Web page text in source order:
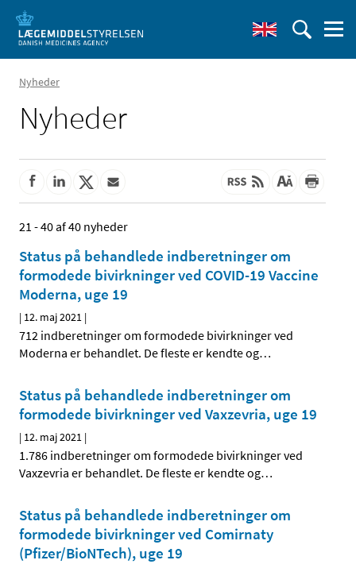
Nyheder
Nyheder
21 - 40 af 40 nyheder
Status på behandlede indberetninger om
formodede bivirkninger ved COVID-19 Vaccine
Moderna, uge 19
| 12. maj 2021 |
712 indberetninger om formodede bivirkninger ved
Moderna er behandlet. De fleste er kendte og…
Status på behandlede indberetninger om
formodede bivirkninger ved Vaxzevria, uge 19
| 12. maj 2021 |
1.786 indberetninger om formodede bivirkninger ved
Vaxzevria er behandlet. De fleste er kendte og…
Status på behandlede indberetninger om
formodede bivirkninger ved Comirnaty
(Pfizer/BioNTech), uge 19